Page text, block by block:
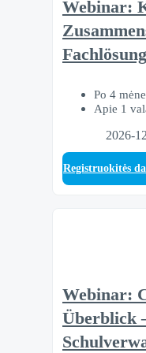
Webinar:
Po 4
Apie 1
2026-
Registruokitės
Webinar:
Überblick